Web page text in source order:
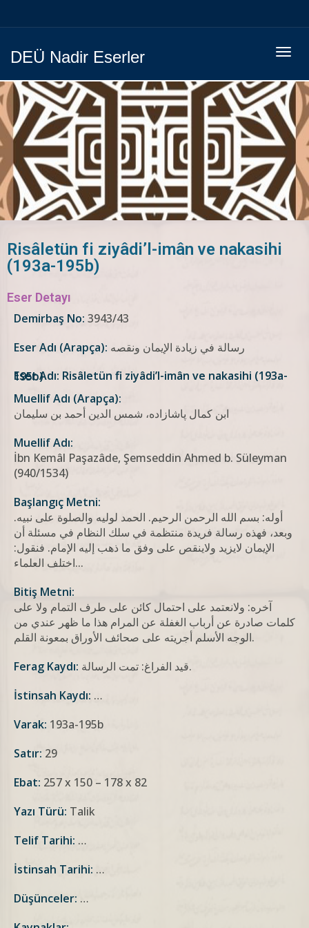
DEÜ Nadir Eserler
Risâletün fi ziyâdi’l-imân ve nakasihi
(193a-195b)
Eser Detayı
Demirbaş No: 3943/43
Eser Adı (Arapça): رسالة في زيادة الإيمان ونقصه
Eser Adı: Risâletün fi ziyâdi’l-imân ve nakasihi (193a-195b)
Muellif Adı (Arapça):
ابن كمال پاشازاده، شمس الدين أحمد بن سليمان
Muellif Adı:
İbn Kemâl Paşazâde, Şemseddin Ahmed b. Süleyman
(940/1534)
Başlangıç Metni:
أوله: بسم الله الرحمن الرحيم. الحمد لوليه والصلوة على نبيه.
وبعد، فهذه رسالة فريدة منتظمة في سلك النظام في مسئلة أن
الإيمان لايزيد ولاينقص على وفق ما ذهب إليه الإمام. فنقول:
اختلف العلماء...
Bitiş Metni:
آخره: ولانعتمد على احتمال كائن على طرف التمام ولا على
كلمات صادرة عن أرباب الغفلة عن المرام هذا ما ظهر عندي من
الوجه الأسلم أجريته على صحائف الأوراق بمعونة القلم.
Ferag Kaydı:
قيد الفراغ: تمت الرسالة.
İstinsah Kaydı: …
Varak: 193a-195b
Satır: 29
Ebat: 257 x 150 – 178 x 82
Yazı Türü: Talik
Telif Tarihi: …
İstinsah Tarihi: …
Düşünceler: …